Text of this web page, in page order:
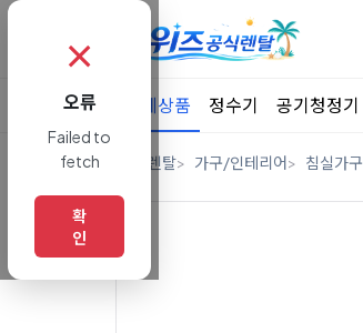
전체상품 정수기 공기청정기
렌탈 가구/인테리어 침실가구
✗
오류
Failed to
fetch
확
인